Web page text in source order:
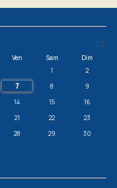
Année
Mois
Ven Sam
Dim
1
2
7 8
9
14 15
16
21 22
23
28 29
30